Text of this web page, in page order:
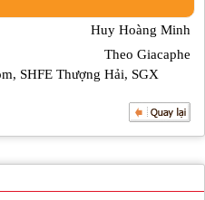
Huy Hoàng Minh
Theo Giacaphe
, SHFE Thượng Hải, SGX